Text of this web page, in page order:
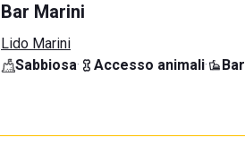
Bar Marini
Lido Marini
Sabbiosa· Accesso animali· Bar